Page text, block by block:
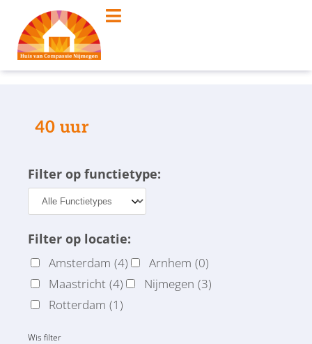
40 uur
Filter op functietype:
Filter op locatie:
Amsterdam (4) Arnhem (0)
Maastricht (4) Nijmegen (3)
Rotterdam (1)
Wis filter